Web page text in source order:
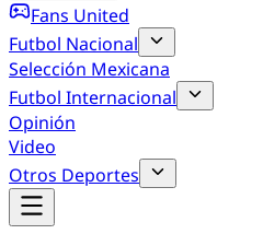
Fans United
Futbol Nacional
Selección Mexicana
Futbol Internacional
Opinión
Video
Otros Deportes